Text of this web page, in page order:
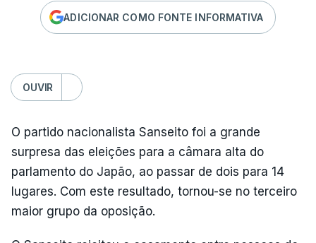
ADICIONAR COMO FONTE INFORMATIVA
OUVIR
O partido nacionalista Sanseito foi a grande
surpresa das eleições para a câmara alta do
parlamento do Japão, ao passar de dois para 14
lugares. Com este resultado, tornou-se no terceiro
maior grupo da oposição.